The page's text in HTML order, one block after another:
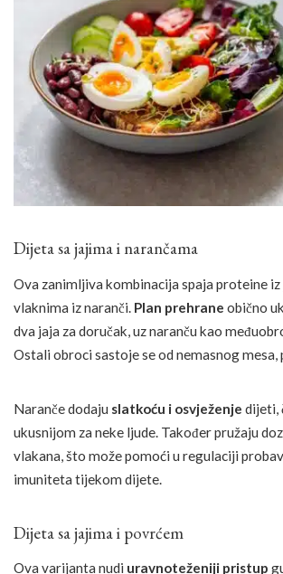
Dijeta sa jajima i narančama
Ova zanimljiva kombinacija spaja proteine
vlaknima iz naranči. Plan prehrane obično
dva jaja za doručak, uz naranču kao
Ostali obroci sastoje se od nemasnog mesa,
Naranče dodaju slatkoću i osvježenje dijeti,
ukusnijom za neke ljude. Također pružaju
vlakana, što može pomoći u regulaciji
imuniteta tijekom dijete.
Dijeta sa jajima i povrćem
Ova varijanta nudi uravnoteženiji pristup